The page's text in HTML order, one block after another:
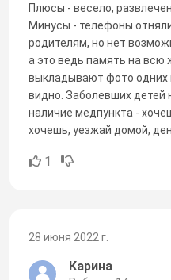
Плюсы - весело,
Минусы - телефоны
родителям, но нет
а это ведь память на всю
выкладывают фото одних
видно. Заболевших детей
наличие медпункта -
хочешь, уезжай домой,
1
28 июня 2022 г.
Карина